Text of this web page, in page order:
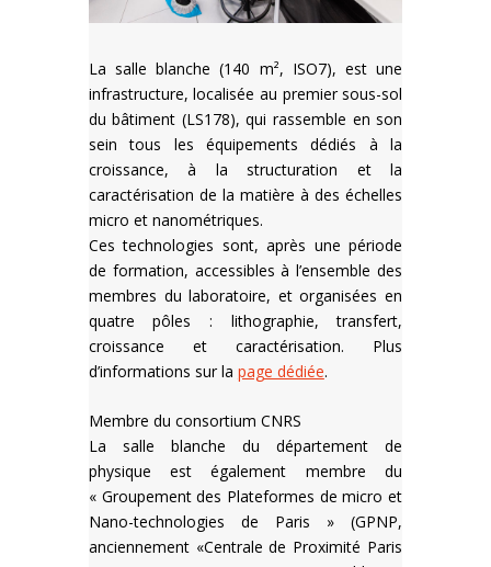
La salle blanche (140 m², ISO7), est une
infrastructure, localisée au premier sous-sol
du bâtiment (LS178), qui rassemble en son
sein tous les équipements dédiés à la
croissance, à la structuration et la
caractérisation de la matière à des échelles
micro et nanométriques.
Ces technologies sont, après une période
de formation, accessibles à l’ensemble des
membres du laboratoire, et organisées en
quatre pôles : lithographie,transfert,
croissance etcaractérisation. Plus
d’informations sur la page dédiée.
Membre du consortium CNRS
La salle blanche du département de
physique est également membre du
« Groupement des Plateformes de micro et
Nano-technologies de Paris » (GPNP,
anciennement «Centrale de Proximité Paris